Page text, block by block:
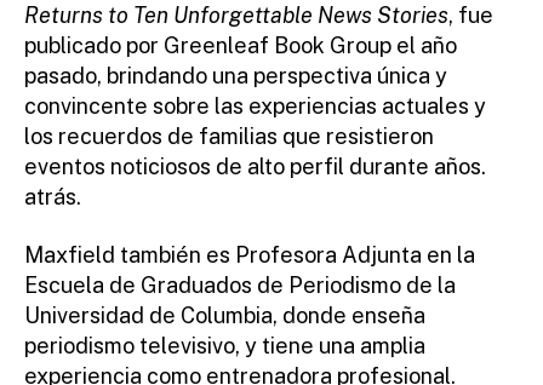
Returns to Ten Unforgettable News Stories, fue
publicado por Greenleaf Book Group el año
pasado, brindando una perspectiva única y
convincente sobre las experiencias actuales y
los recuerdos de familias que resistieron
eventos noticiosos de alto perfil durante años.
atrás.
Maxfield también es Profesora Adjunta en la
Escuela de Graduados de Periodismo de la
Universidad de Columbia, donde enseña
periodismo televisivo, y tiene una amplia
experiencia como entrenadora profesional.